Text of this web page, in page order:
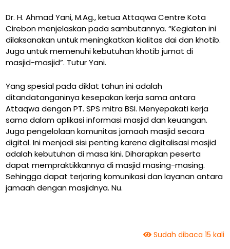
Dr. H. Ahmad Yani, M.Ag., ketua Attaqwa Centre Kota
Cirebon menjelaskan pada sambutannya. “Kegiatan ini
dilaksanakan untuk meningkatkan kialitas dai dan khotib.
Juga untuk memenuhi kebutuhan khotib jumat di
masjid-masjid”. Tutur Yani.
Yang spesial pada diklat tahun ini adalah
ditandatanganinya kesepakan kerja sama antara
Attaqwa dengan PT. SPS mitra BSI. Menyepakati kerja
sama dalam aplikasi informasi masjid dan keuangan.
Juga pengelolaan komunitas jamaah masjid secara
digital. Ini menjadi sisi penting karena digitalisasi masjid
adalah kebutuhan di masa kini. Diharapkan peserta
dapat mempraktikkannya di masjid masing-masing.
Sehingga dapat terjaring komunikasi dan layanan antara
jamaah dengan masjidnya. Nu.
Sudah dibaca 15 kali